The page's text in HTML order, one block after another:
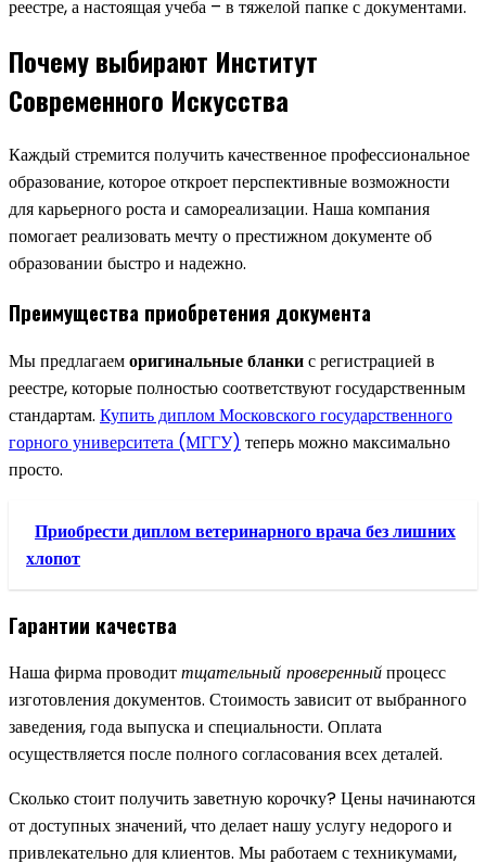
реестре, а настоящая учеба – в тяжелой папке с документами.
Почему выбирают Институт
Современного Искусства
Каждый стремится получить качественное профессиональное
образование, которое откроет перспективные возможности
для карьерного роста и самореализации. Наша компания
помогает реализовать мечту о престижном документе об
образовании быстро и надежно.
Преимущества приобретения документа
Мы предлагаеморигинальные бланкис регистрацией в
реестре, которые полностью соответствуют государственным
стандартам. Купить диплом Московского государственного
горного университета (МГГУ) теперь можно максимально
просто.
Приобрести диплом ветеринарного врача без лишних
хлопот
Гарантии качества
Наша фирма проводиттщательный проверенныйпроцесс
изготовления документов. Стоимость зависит от выбранного
заведения, года выпуска и специальности. Оплата
осуществляется после полного согласования всех деталей.
Сколько стоит получить заветную корочку? Цены начинаются
от доступных значений, что делает нашу услугу недорого и
привлекательно для клиентов. Мы работаем с техникумами,